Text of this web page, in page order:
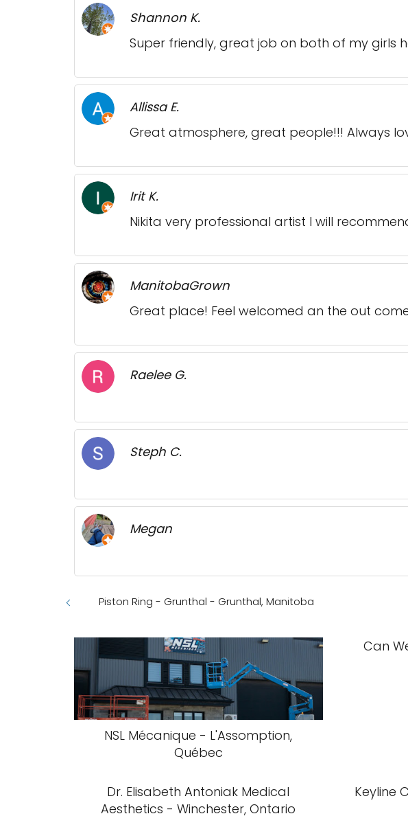
Shannon K.
Super friendly, great job on both of my girls
Allissa E.
Great atmosphere, great people!!! Always
Irit K.
Nikita very professional artist I will
ManitobaGrown
Great place! Feel welcomed an the out
Raelee G.
Steph C.
Megan
Piston Ring - Grunthal - Grunthal, Manitoba
NSL Mécanique - L'Assomption,
Québec
Can
Dr. Elisabeth Antoniak Medical
Aesthetics - Winchester, Ontario
Keyline